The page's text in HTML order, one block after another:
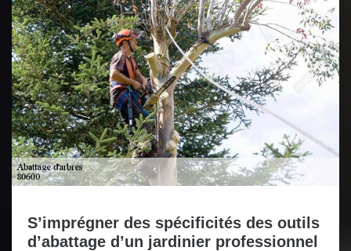
S’imprégner des spécificités des outils
d’abattage d’un jardinier professionnel